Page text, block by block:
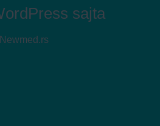
sajta
Newmed.rs